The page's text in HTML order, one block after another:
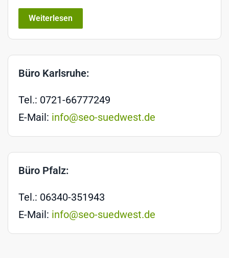
Weiterlesen
Büro Karlsruhe:
Tel.: 0721-66777249
E-Mail: info@seo-suedwest.de
Büro Pfalz:
Tel.: 06340-351943
E-Mail: info@seo-suedwest.de